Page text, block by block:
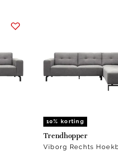
10% korting
Trendhopper
Viborg Rechts